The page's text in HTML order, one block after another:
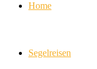
Home
Segelreisen